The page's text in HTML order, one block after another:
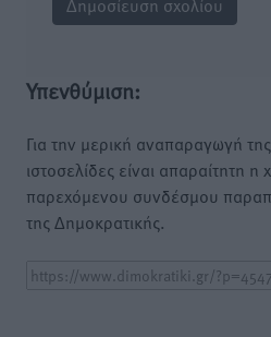
Υπενθύμιση:
Για την μερική αναπαραγωγή
ιστοσελίδες είναι απαραίτητη
παρεχόμενου συνδέσμου
της Δημοκρατικής.